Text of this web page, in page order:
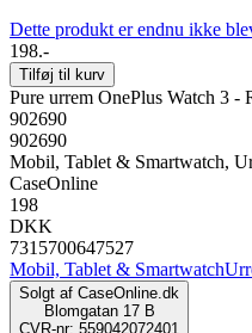
Dette produkt er endnu ikke
198.-
Tilføj til kurv
Pure urrem OnePlus Watch 3 -
902690
902690
Mobil, Tablet & Smartwatch,
CaseOnline
198
DKK
7315700647527
Mobil, Tablet & Smartwatch
Solgt af CaseOnline.dk
Blomgatan 17 B
CVR-nr: 559042072401